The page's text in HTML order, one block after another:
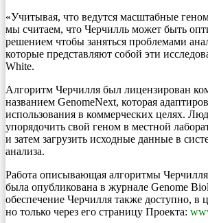
«Учитывая, что ведутся масштабные
мы считаем, что Черчилль может быть
решением чтобы заняться проблемами
которые представляют собой эти
White.
Алгоритм Черчилля был лицензирован
названием GenomeNext, которая
использования в коммерческих целях.
упорядочить свой геном в местной
и затем загрузить исходные данные в
анализа.
Работа описывающая алгоритмы
была опубликована в журнале Genome
обеспечение Черчилля также доступно, в
но только через его страницу Проекта: